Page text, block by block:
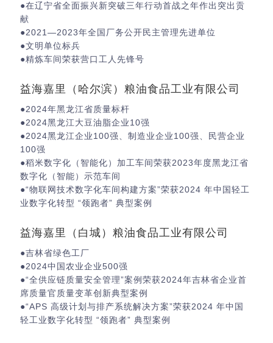
●在辽宁省全面振兴新突破三年行动首战之年作出突出贡
献
●2021—2023年全国厂务公开民主管理先进单位
●文明单位标兵
●精炼车间荣获营口工人先锋号
益海嘉里（哈尔滨）粮油食品工业有限公司
●2024年黑龙江省质量标杆
●2024黑龙江大豆油脂企业10强
●2024黑龙江企业100强、制造业企业100强、民营企业
100强
●稻米数字化（智能化）加工车间荣获2023年度黑龙江省
数字化（智能）示范车间
●“物联网技术数字化车间构建方案”荣获2024 年中国轻工
业数字化转型 “领跑者” 典型案例
益海嘉里（白城）粮油食品工业有限公司
●吉林省绿色工厂
●2024中国农业企业500强
●“全供应链质量安全管理”案例荣获2024年吉林省企业首
席质量官质量变革创新典型案例
●“APS 高级计划与排产系统解决方案”荣获2024 年中国
轻工业数字化转型 “领跑者” 典型案例